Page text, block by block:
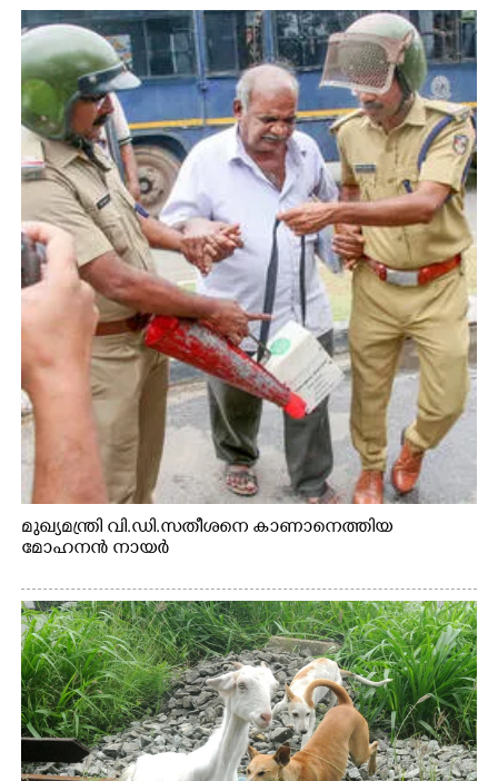
മുഖ്യമന്ത്രി വി.ഡി.സതീശനെ കാണാനെത്തിയ
മോഹനൻ നായർ